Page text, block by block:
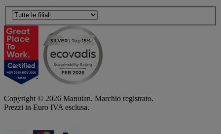
Copyright © 2026 Manutan. Marchio registrato.
Prezzi in Euro IVA esclusa.